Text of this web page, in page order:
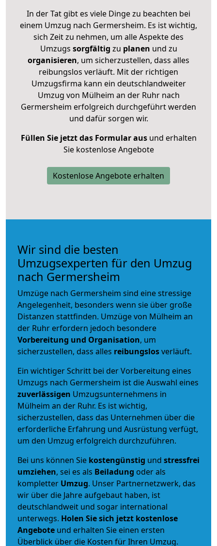
In der Tat gibt es viele Dinge zu beachten bei
einem Umzug nach Germersheim. Es ist wichtig,
sich Zeit zu nehmen, um alle Aspekte des
Umzugs sorgfältig zu planen und zu
organisieren, um sicherzustellen, dass alles
reibungslos verläuft. Mit der richtigen
Umzugsfirma kann ein deutschlandweiter
Umzug von Mülheim an der Ruhr nach
Germersheim erfolgreich durchgeführt werden
und dafür sorgen wir.
Füllen Sie jetzt das Formular ausund erhalten
Sie kostenlose Angebote
Kostenlose Angebote erhalten
Wir sind die besten
Umzugsexperten für den Umzug
nach Germersheim
Umzüge nach Germersheim sind eine stressige
Angelegenheit, besonders wenn sie über große
Distanzen stattfinden. Umzüge von Mülheim an
der Ruhr erfordern jedoch besondere
Vorbereitung und Organisation, um
sicherzustellen, dass alles reibungslosverläuft.
Ein wichtiger Schritt bei der Vorbereitung eines
Umzugs nach Germersheim ist die Auswahl eines
zuverlässigen Umzugsunternehmens in
Mülheim an der Ruhr. Es ist wichtig,
sicherzustellen, dass das Unternehmen über die
erforderliche Erfahrung und Ausrüstung verfügt,
um den Umzug erfolgreich durchzuführen.
Bei uns können Sie kostengünstig und stressfrei
umziehen, sei es als Beiladung oder als
kompletter Umzug. Unser Partnernetzwerk, das
wir über die Jahre aufgebaut haben, ist
deutschlandweit und sogar international
unterwegs. Holen Sie sich jetzt kostenlose
Angebote und erhalten Sie einen ersten
Überblick über die Kosten für Ihren Umzug.